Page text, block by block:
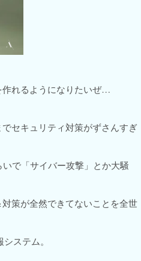
作れるようになりたいぜ…
セキュリティ対策がずさんすぎ
で「サイバー攻撃」とか大騒
策が全然できてないことを全世
ステム。